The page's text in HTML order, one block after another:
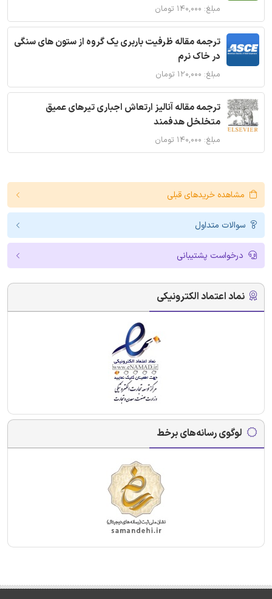
مبلغ: ۱۴۰,۰۰۰ تومان
ترجمه مقاله ظرفیت باربری یک گروه از ستون های سنگی
در خاک نرم
مبلغ: ۱۲۰,۰۰۰ تومان
ترجمه مقاله آنالیز ارتعاش اجباری تیرهای عمیق
متخلخل هدفمند
مبلغ: ۱۴۰,۰۰۰ تومان
مشاهده خریدهای قبلی
سوالات متداول
درخواست پشتیبانی
نماد اعتماد الکترونیکی
لوگوی رسانه‌های برخط